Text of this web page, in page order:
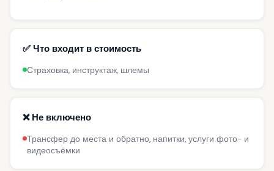
✅ Что входит в стоимость
Страховка, инструктаж, шлемы
❌ Не включено
Трансфер до места и обратно, напитки, услуги фото- и
видеосъёмки